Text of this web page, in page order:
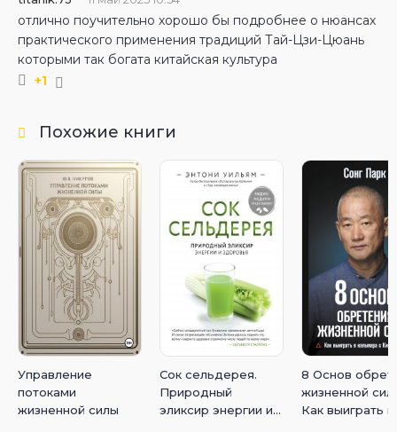
отлично поучительно хорошо бы подробнее о нюансах
практического применения традиций Тай-Цзи-Цюань
которыми так богата китайская культура
+1
Похожие книги
Управление
потоками
жизненной силы
Сок сельдерея.
Природный
эликсир энергии и
8 Основ
жизненной
Как выиграть в